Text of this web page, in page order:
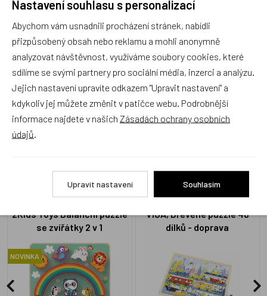
Recenze
Produkt zatím nemá žádné hodnocení, buďte první, kdo
produkt ohodnotí!
Přidat hodnocení
Alternativní zboží
2Kids Toys Balanční puzzle
se zvířátky 2 v 1
NOVINKA
VIGA, Dřevěné puzzle 48
dílků - doprava
Nastavení souhlasu s personalizací
Abychom vám usnadnili procházení stránek, nabídli
přizpůsobený obsah nebo reklamu a mohli anonymně
analyzovat návštěvnost, využíváme soubory cookies, které
sdílíme se svými partnery pro sociální média, inzerci a analýzu.
Jejich nastavení upravíte odkazem "Upravit nastavení" a
kdykoliv jej můžete změnit v patičce webu. Podrobnější
informace najdete v našich Zásadách ochrany osobních
údajů
Upravit nastavení Souhlasím